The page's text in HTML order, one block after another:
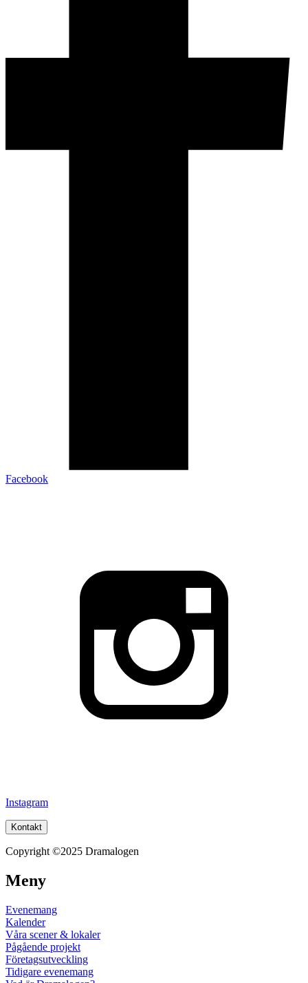
Facebook
Instagram
Kontakt
Copyright ©2025 Dramalogen
Meny
Evenemang
Kalender
Våra scener & lokaler
Pågående projekt
Företagsutveckling
Tidigare evenemang